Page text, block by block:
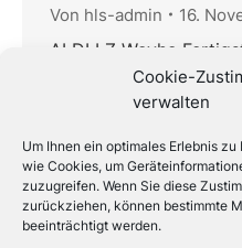
Cookie-
verwalten
Um Ihnen ein optimales Erlebnis
wie Cookies, um
zuzugreifen. Wenn Sie diese
zurückziehen, können bestimmte
beeinträchtigt werden.
Von hls-admin 16.
ALDI LZ Weyhe
des Bürogebäudes
Leistungen Heizung,
auf dem Gelände des
Weyhe Bauherr: ALDI
GmbH & Co. KG,
45699 Herten